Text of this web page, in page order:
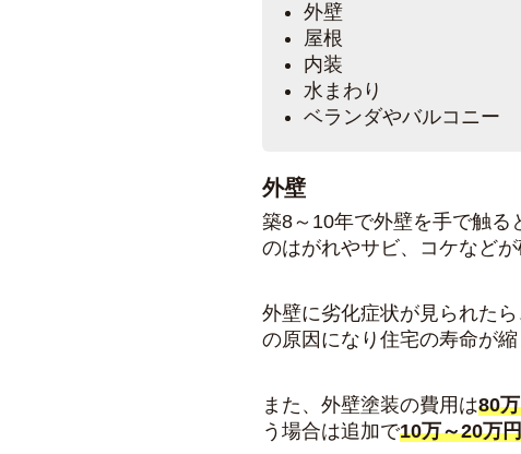
外壁
屋根
内装
水まわり
ベランダやバルコニー
外壁
築8～10年で外壁を手で触る
のはがれやサビ、コケなど
外壁に劣化症状が見られた
の原因になり住宅の寿命が
また、外壁塗装の費用は80
う場合は追加で10万～20万円